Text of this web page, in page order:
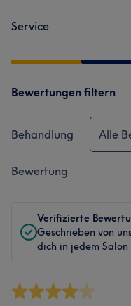
Service
Bewertungen filtern
Behandlung Alle
Bewertung
Verifizierte
Geschrieben von
dich in jedem